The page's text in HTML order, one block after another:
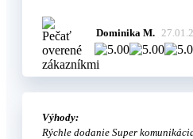
Dominika M.
Výhody:
Rýchle dodanie Super